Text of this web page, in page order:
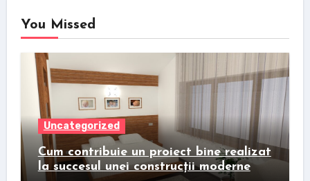
You Missed
Uncategorized
Cum contribuie un proiect bine realizat
la succesul unei construcții moderne